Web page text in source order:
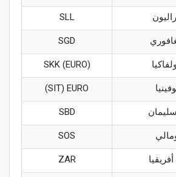
SLL
SGD
SKK (EURO)
SIT) EURO)
SBD
SOS
ZAR